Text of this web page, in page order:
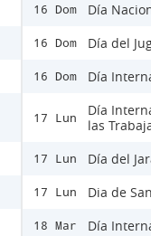
16 Dom Día
16 Dom Día del
16 Dom Día
17 Lun
Día
las
17 Lun Día del
17 Lun Dia de
18 Mar Día